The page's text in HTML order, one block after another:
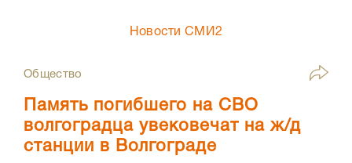
Новости СМИ2
Общество
Память погибшего на СВО
волгоградца увековечат на ж/д
станции в Волгограде